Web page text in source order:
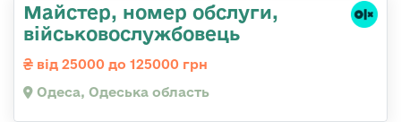
Майстер, номер обслуги,
військовослужбовець
від 25000 до 125000 грн
Одеса, Одеська область